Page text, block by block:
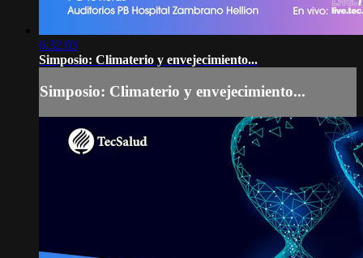
6:32:03
Simposio: Climaterio y envejecimiento...
Simposio: Climaterio y envejecimiento...